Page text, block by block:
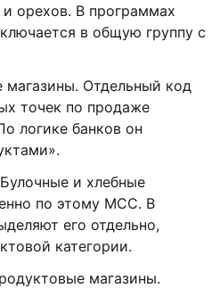
орехов. В программах
в общую группу с
Отдельный код
точек по продаже
логике банков он
и хлебные
по этому MCC. В
его отдельно,
категории.
магазины.